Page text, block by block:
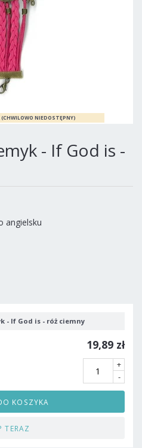
- If God is -
angielsku
- If God is - róż ciemny
19,89 zł
+
-
KOSZYKA
TERAZ